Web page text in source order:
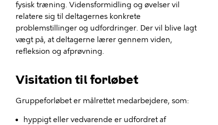
fysisk træning. Vidensformidling og øvelser vil
relatere sig til deltagernes konkrete
problemstillinger og udfordringer. Der vil blive lagt
vægt på, at deltagerne lærer gennem viden,
refleksion og afprøvning.
Visitation til forløbet
Gruppeforløbet er målrettet medarbejdere, som:
hyppigt eller vedvarende er udfordret af